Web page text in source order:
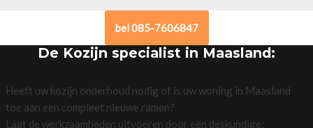
bel 085-7606847
De Kozijn specialist in Maasland:
Heeft uw kozijn onderhoud nodig of is uw woning in Maasland
toe aan een compleet nieuwe ramen?
Laat de werkzaamheden uitvoeren door een deskundige,